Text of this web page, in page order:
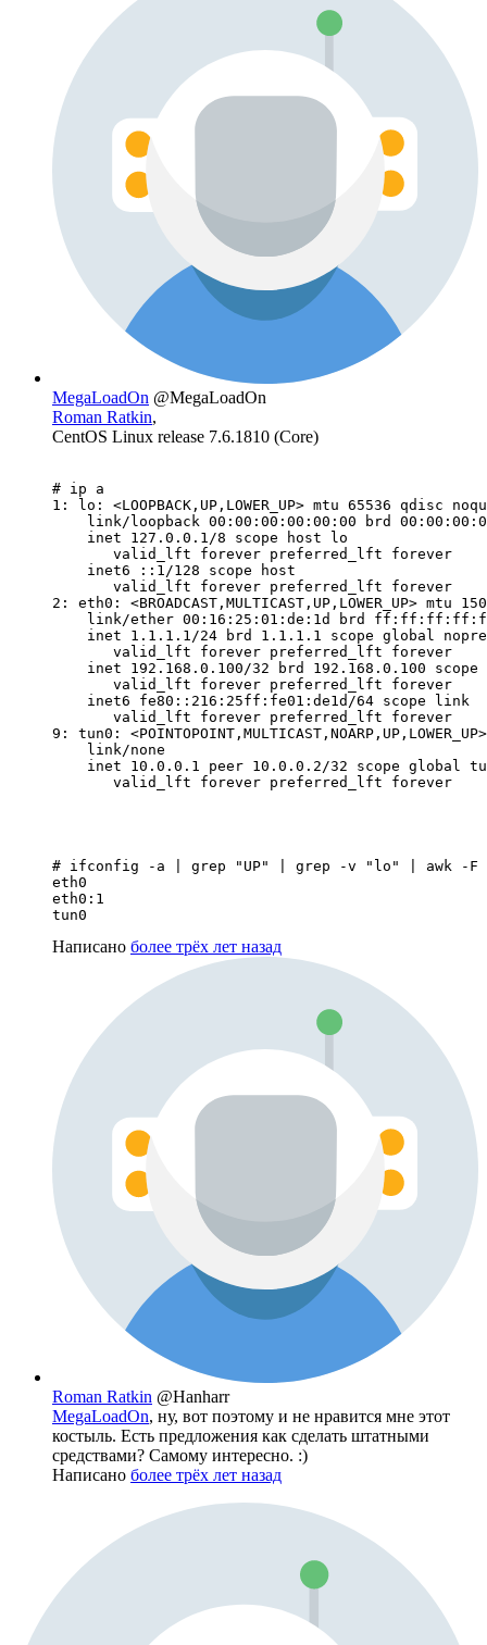
MegaLoadOn @MegaLoadOn
Roman Ratkin,
CentOS Linux release 7.6.1810 (Core)
# ip a
1: lo: <LOOPBACK,UP,LOWER_UP> mtu 65536 qdisc
link/loopback 00:00:00:00:00:00 brd
    inet 127.0.0.1/8 scope host lo
       valid_lft forever preferred_lft forever
    inet6 ::1/128 scope host
       valid_lft forever preferred_lft forever
2: eth0:
link/ether 00:16:25:01:de:1d brd
inet 1.1.1.1/24 brd 1.1.1.1 scope global
       valid_lft forever preferred_lft forever
inet 192.168.0.100/32 brd 192.168.0.100 scope
       valid_lft forever preferred_lft forever
    inet6 fe80::216:25ff:fe01:de1d/64 scope link
       valid_lft forever preferred_lft forever
9: tun0:
    link/none
inet 10.0.0.1 peer 10.0.0.2/32 scope global
       valid_lft forever preferred_lft forever
# ifconfig -a | grep "UP" | grep -v "lo" | awk
eth0
eth0:1
tun0
Написано более трёх лет назад
Roman Ratkin @Hanharr
MegaLoadOn, ну, вот поэтому и не нравится мне этот
костыль. Есть предложения как сделать штатными
средствами? Самому интересно. :)
Написано более трёх лет назад